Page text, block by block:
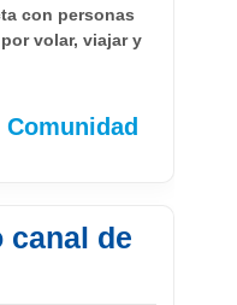
con personas
volar, viajar y
canal de